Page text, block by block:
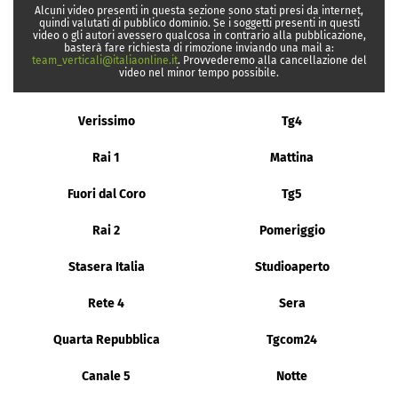
Alcuni video presenti in questa sezione sono stati presi da internet,
quindi valutati di pubblico dominio. Se i soggetti presenti in questi
video o gli autori avessero qualcosa in contrario alla pubblicazione,
basterà fare richiesta di rimozione inviando una mail a:
team_verticali@italiaonline.it. Provvederemo alla cancellazione del
video nel minor tempo possibile.
Verissimo Tg4
Rai 1 Mattina
Fuori dal Coro Tg5
Rai 2 Pomeriggio
Stasera Italia Studioaperto
Rete 4 Sera
Quarta Repubblica Tgcom24
Canale 5 Notte